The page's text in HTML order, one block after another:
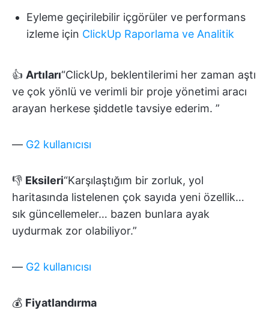
Eyleme geçirilebilir içgörüler ve performans
izleme için ClickUp Raporlama ve Analitik
👍 Artıları“ClickUp, beklentilerimi her zaman aştı
ve çok yönlü ve verimli bir proje yönetimi aracı
arayan herkese şiddetle tavsiye ederim. ”
— G2 kullanıcısı
👎 Eksileri“Karşılaştığım bir zorluk, yol
haritasında listelenen çok sayıda yeni özellik…
sık güncellemeler… bazen bunlara ayak
uydurmak zor olabiliyor.”
— G2 kullanıcısı
💰 Fiyatlandırma